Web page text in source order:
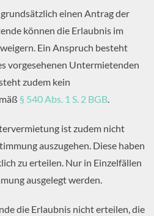
einen Antrag der
können die Erlaubnis im
Ein Anspruch besteht
vorgesehenen Untermietenden
zudem kein
§ 540 Abs. 1 S. 2 BGB.
ist zudem nicht
auszugehen. Diese haben
zu erteilen. Nur in Einzelfällen
ausgelegt werden.
die Erlaubnis nicht erteilen, die